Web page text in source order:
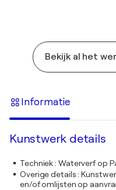
Bekijk al het
Informatie
Kunstwerk details
Techniek: Waterverf op
Overige details:
en/of omlijsten op